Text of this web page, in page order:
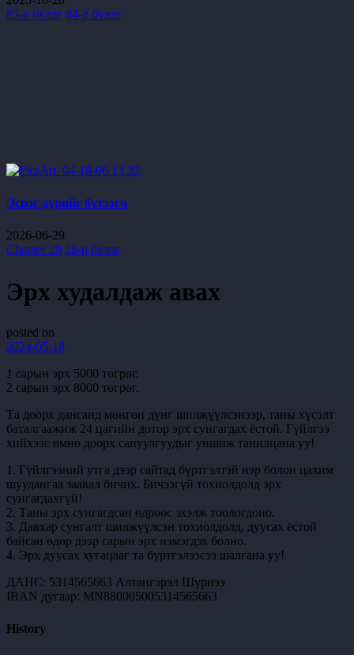
85-р бүлэг 84-р бүлэг
Эсрэг дүрийг бүтээгч
2026-06-29
Chapter 29 28-р бүлэг
Эрх худалдаж авах
posted on
2024-05-18
1 сарын эрх 5000 төгрөг.
2 сарын эрх 8000 төгрөг.
Та доорх дансанд мөнгөн дүнг шилжүүлсэнээр, таны хүсэлт
баталгаажиж 24 цагийн дотор эрх сунгагдах ёстой. Гүйлгээ
хийхээс өмнө доорх сануулгуудыг уншиж танилцана уу!
1. Гүйлгээний утга дээр сайтад бүртгэлтэй нэр болон цахим
шуудангаа заавал бичих. Бичээгүй тохиолдолд эрх
сунгагдахгүй!
2. Таны эрх сунгагдсан өдрөөс эхэлж тоологдоно.
3. Давхар сунгалт шилжүүлсэн тохиолдолд, дуусах ёстой
байсан өдөр дээр сарын эрх нэмэгдэх болно.
4. Эрх дуусах хугацааг та бүртгэлээсээ шалгана уу!
ДАНС: 5314565663 Алтангэрэл Шүрнээ
IBAN дугаар: MN880005005314565663
History